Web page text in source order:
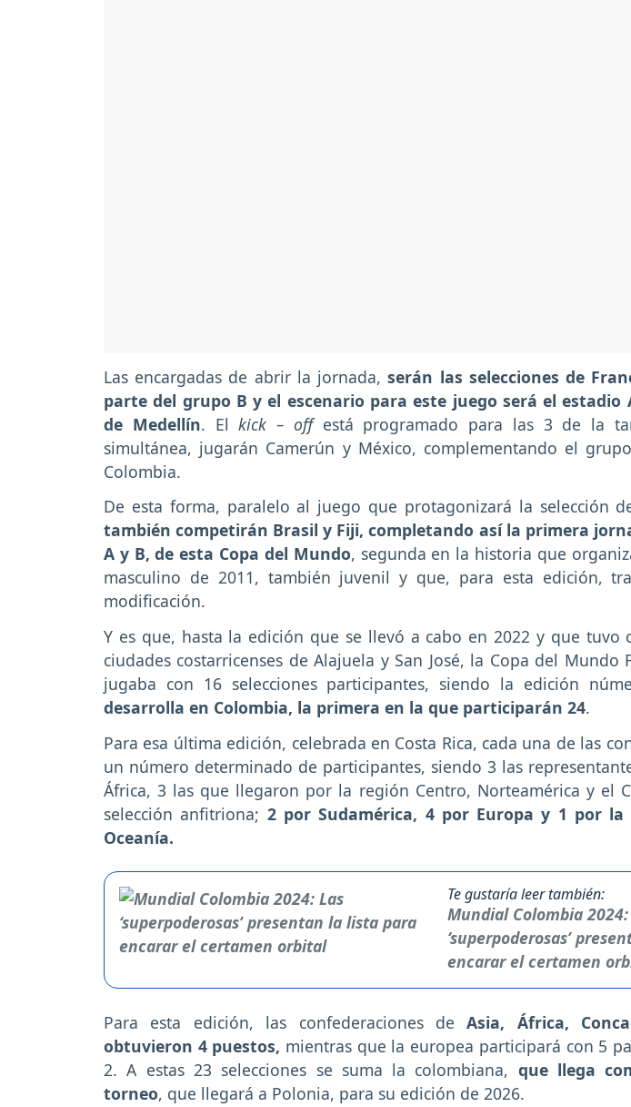
Las encargadas de abrir la jornada,serán las selecciones de
parte del grupo B y el escenario para este juego será el estadio
de Medellín. Elkick – offestá programado para las 3 de la
simultánea, jugarán Camerún y México, complementando el
Colombia.
De esta forma, paralelo al juego que protagonizará la selección
también competirán Brasil y Fiji, completando así la primera
A y B, de esta Copa del Mundo, segunda en la historia que
masculino de 2011, también juvenil y que, para esta edición,
modificación.
Y es que, hasta la edición que se llevó a cabo en 2022 y que tuvo
ciudades costarricenses de Alajuela y San José, la Copa del Mundo
jugaba con 16 selecciones participantes, siendo la edición
desarrolla en Colombia, la primera en la que participarán 24.
Para esa última edición, celebrada en Costa Rica, cada una de las
un número determinado de participantes, siendo 3 las
África, 3 las que llegaron por la región Centro, Norteamérica y el
selección anfitriona; 2 por Sudamérica, 4 por Europa y 1 por la
Oceanía.
Te gustaría leer también:
Mundial Colombia 2024:
‘superpoderosas’
encarar el certamen
Para esta edición, las confederaciones deAsia, África,
obtuvieron 4 puestos, mientras que la europea participará con 5
2. A estas 23 selecciones se suma la colombiana, que llega
torneo, que llegará a Polonia, para su edición de 2026.